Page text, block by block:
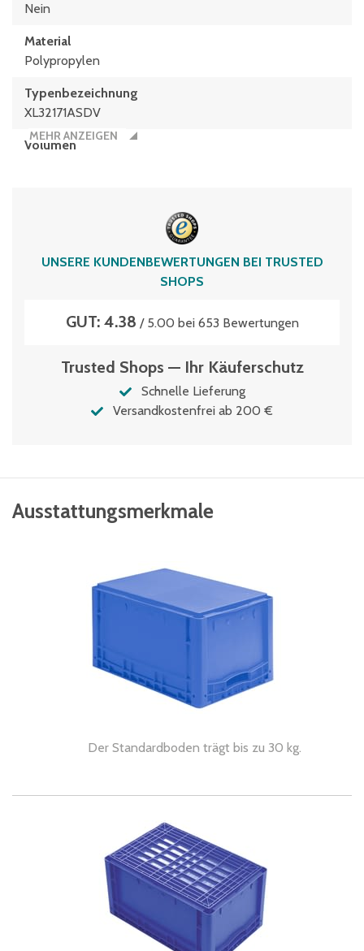
Nein
Material
Polypropylen
Typen­be­zeich­nung
XL32171ASDV
Volumen
MEHR ANZEIGEN
UNSERE KUNDENBEWERTUNGEN BEI TRUSTED
SHOPS
GUT: 4.38 / 5.00 bei 653 Bewertungen
Trusted Shops — Ihr Käuferschutz
Schnelle Lieferung
Versandkostenfrei ab 200 €
Ausstattungsmerkmale
Der Standardboden trägt bis zu 30 kg.